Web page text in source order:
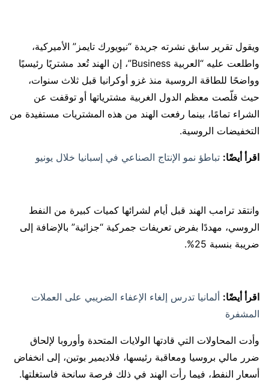
ويقول تقرير سابق نشرته جريدة “نيويورك تايمز” الأميركية،
واطلعت عليه “العربية Business”، إن الهند تُعد مشتريًا رئيسيًا
وواضحًا للطاقة الروسية منذ غزو أوكرانيا قبل ثلاث سنوات،
حيث قلّصت معظم الدول الغربية مشترياتها أو توقفت عن
الشراء تمامًا، بينما رفعت الهند من هذه المشتريات مستفيدة من
التخفيضات الروسية.
اقرأ أيضًا: تباطؤ نمو الإنتاج الصناعي في إسبانيا خلال يونيو
وانتقد ترامب الهند قبل أيام لشرائها كميات كبيرة من النفط
الروسي، مهددًا بفرض تعريفات جمركية “جزائية” بالإضافة إلى
ضريبة بنسبة 25%.
اقرأ أيضًا: ألمانيا تدرس إلغاء الإعفاء الضريبي على العملات
المشفرة
وأدت المحاولات التي قادتها الولايات المتحدة وأوروبا لإلحاق
ضرر مالي بروسيا ومعاقبة رئيسها، فلاديمير بوتين، إلى انخفاض
أسعار النفط، فيما رأت الهند في ذلك فرصة سانحة فاستغلتها.